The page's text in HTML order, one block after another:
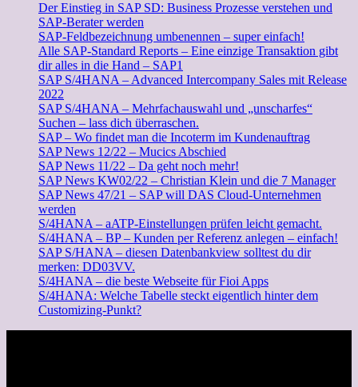
Der Einstieg in SAP SD: Business Prozesse verstehen und
SAP-Berater werden
SAP-Feldbezeichnung umbenennen – super einfach!
Alle SAP-Standard Reports – Eine einzige Transaktion gibt
dir alles in die Hand – SAP1
SAP S/4HANA – Advanced Intercompany Sales mit Release
2022
SAP S/4HANA – Mehrfachauswahl und „unscharfes“
Suchen – lass dich überraschen.
SAP – Wo findet man die Incoterm im Kundenauftrag
SAP News 12/22 – Mucics Abschied
SAP News 11/22 – Da geht noch mehr!
SAP News KW02/22 – Christian Klein und die 7 Manager
SAP News 47/21 – SAP will DAS Cloud-Unternehmen
werden
S/4HANA – aATP-Einstellungen prüfen leicht gemacht.
S/4HANA – BP – Kunden per Referenz anlegen – einfach!
SAP S/HANA – diesen Datenbankview solltest du dir
merken: DD03VV.
S/4HANA – die beste Webseite für Fioi Apps
S/4HANA: Welche Tabelle steckt eigentlich hinter dem
Customizing-Punkt?